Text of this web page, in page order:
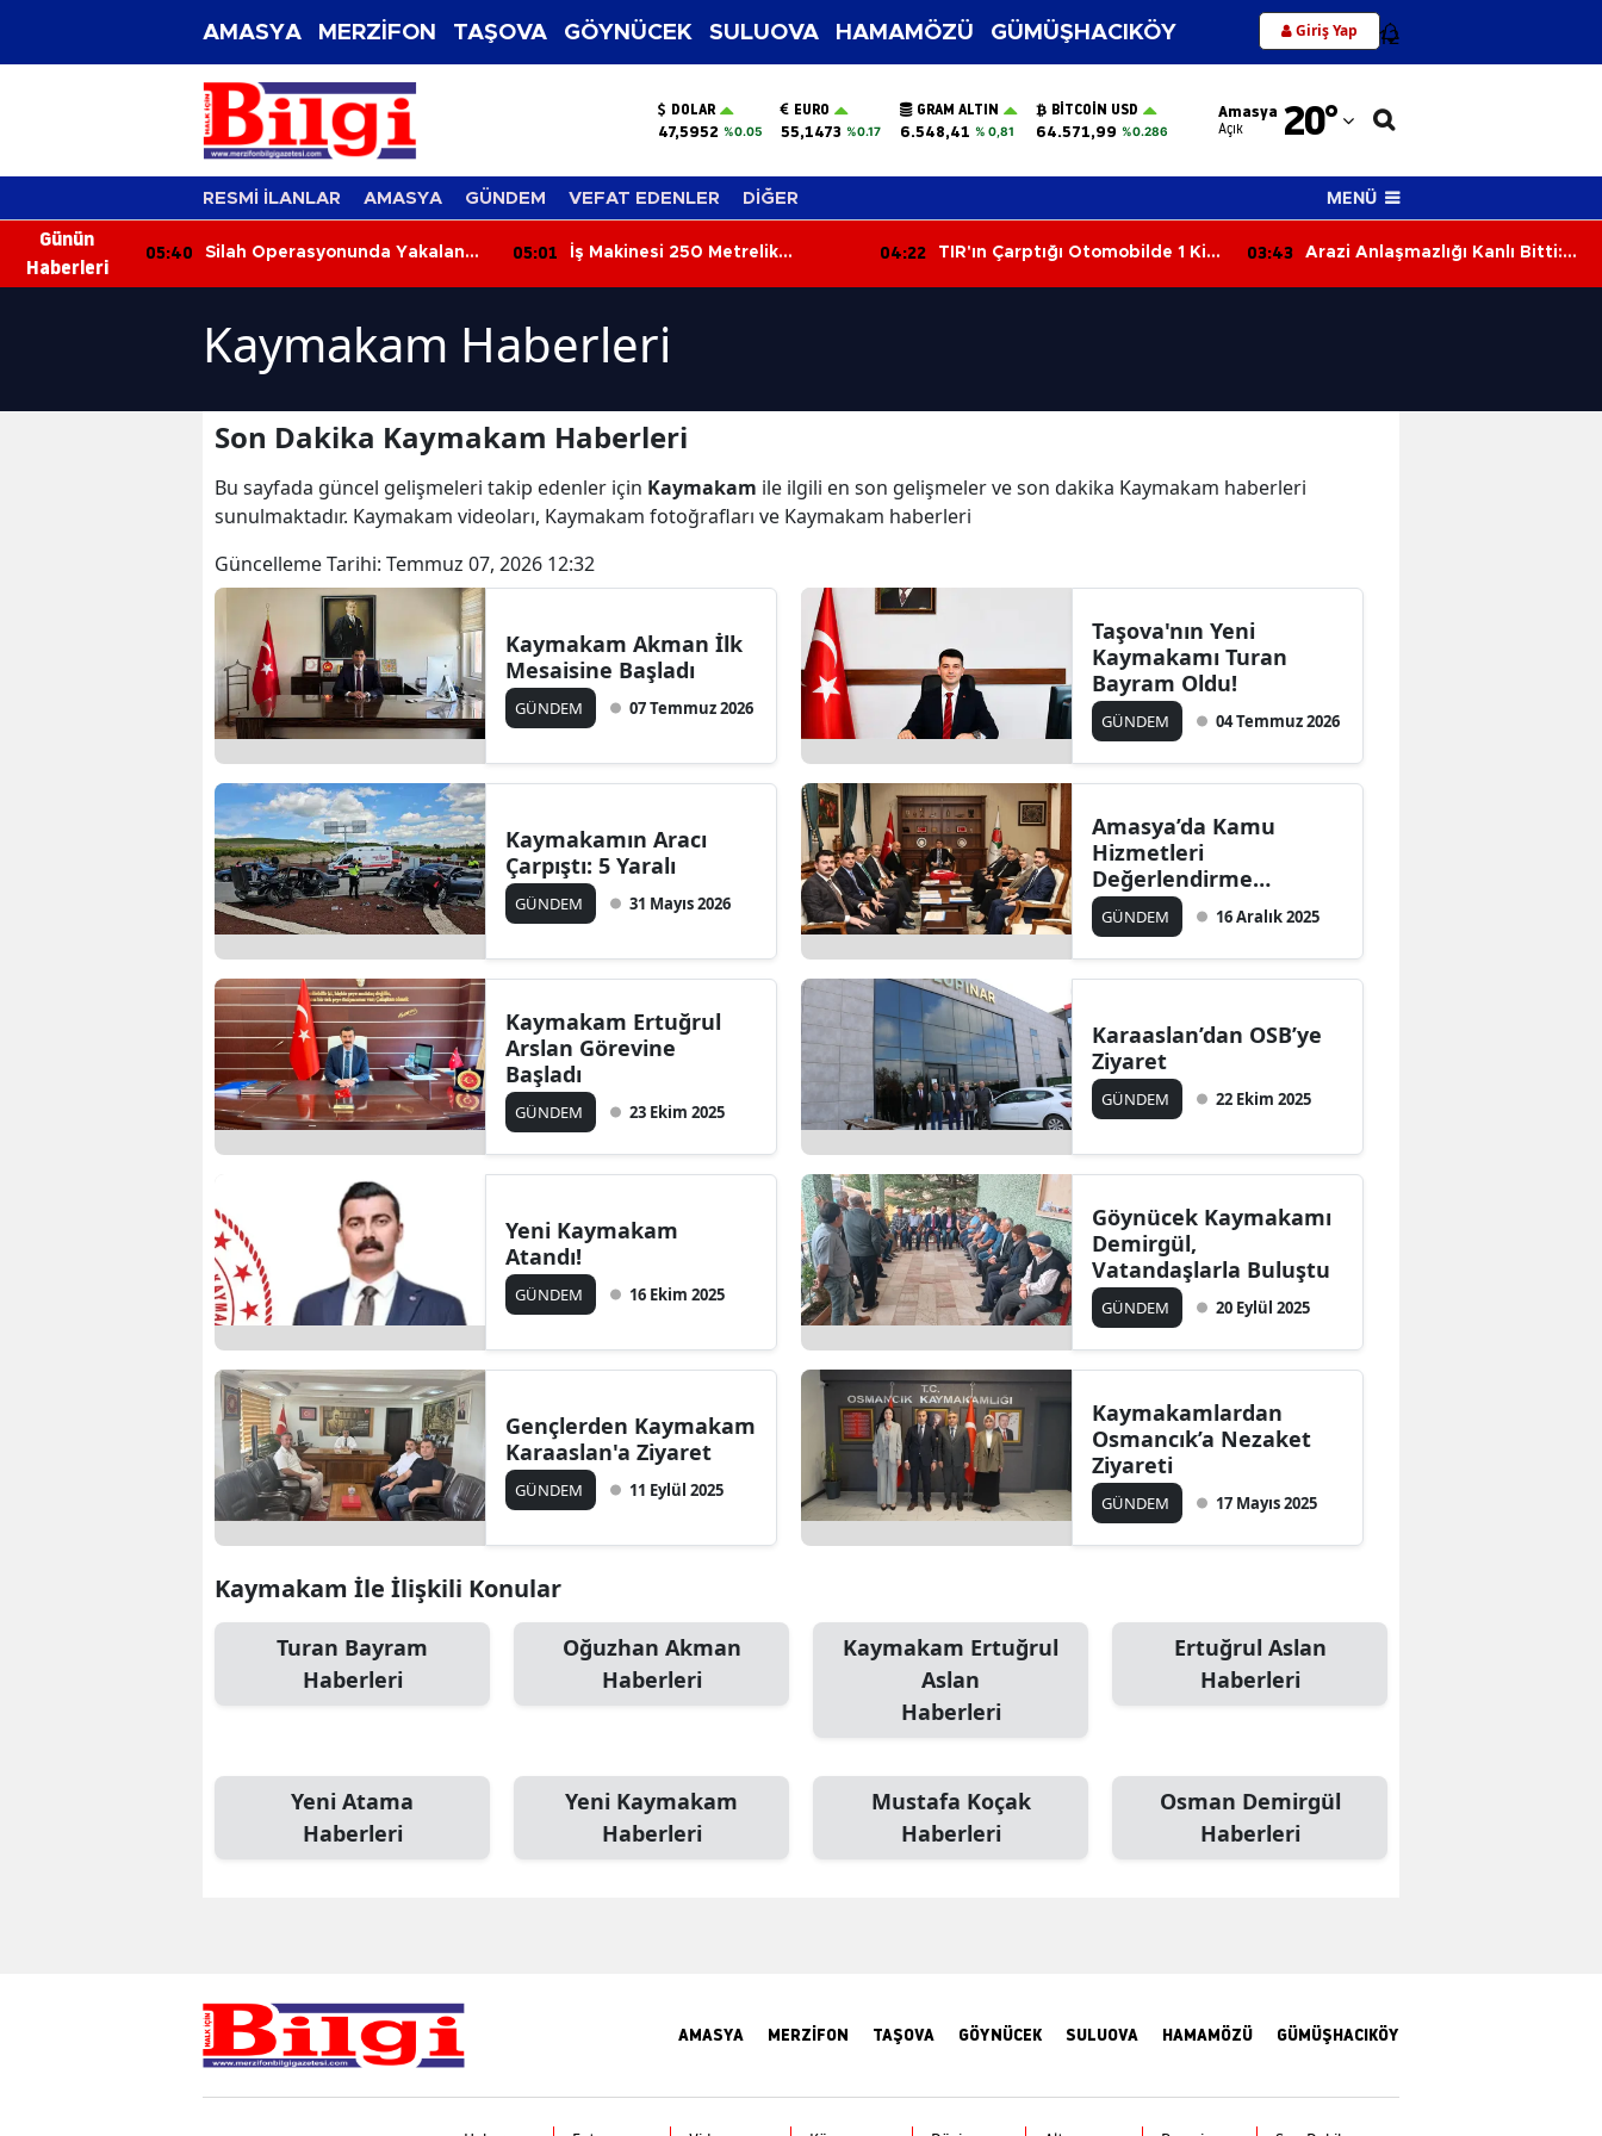
AMASYA MERZİFON TAŞOVA GÖYNÜCEK SULUOVA HAMAMÖZÜ GÜMÜŞHACIKÖY Giriş Yap 12
DOLAR
47,5952 %0.05
EURO
55,1473 %0.17
GRAM ALTIN
6.548,41 % 0,81
BITCOIN USD
64.571,99 %0.286
Amasya
Açık 20°
Adana
Adıyaman
Ağrı
Amasya
Artvin
Bitlis
Diyarbakır
Edirne
Gümüşhane
Mersin
İstanbul
Kars
Kastamonu
Kocaeli
Kütahya
RESMİ İLANLAR AMASYA GÜNDEM VEFAT EDENLER DİĞER MENÜ
Günün
Haberleri
Silah Operasyonunda Yakalanan
05:01
İş Makinesi 250 Metrelik
TIR'ın Çarptığı Otomobilde 1 Kişi
03:43
Arazi Anlaşmazlığı Kanlı Bitti:
Kaymakam Haberleri
Son Dakika Kaymakam Haberleri
Bu sayfada güncel gelişmeleri takip edenler için Kaymakam ile ilgili en son gelişmeler ve son dakika Kaymakam haberleri
sunulmaktadır. Kaymakam videoları, Kaymakam fotoğrafları ve Kaymakam haberleri
Güncelleme Tarihi: Temmuz 07, 2026 12:32
Kaymakam Akman İlk
Mesaisine Başladı
GÜNDEM 07 Temmuz 2026
Taşova'nın Yeni
Kaymakamı Turan
Bayram Oldu!
GÜNDEM 04 Temmuz 2026
Kaymakamın Aracı
Çarpıştı: 5 Yaralı
GÜNDEM 31 Mayıs 2026
Amasya’da Kamu
Hizmetleri
Değerlendirme
Toplantısı
Gerçekleştirildi
GÜNDEM 16 Aralık 2025
Kaymakam Ertuğrul
Arslan Görevine
Başladı
GÜNDEM 23 Ekim 2025
Karaaslan’dan OSB’ye
Ziyaret
GÜNDEM 22 Ekim 2025
Yeni Kaymakam
Atandı!
GÜNDEM 16 Ekim 2025
Göynücek Kaymakamı
Demirgül,
Vatandaşlarla Buluştu
GÜNDEM 20 Eylül 2025
Gençlerden Kaymakam
Karaaslan'a Ziyaret
GÜNDEM 11 Eylül 2025
Kaymakamlardan
Osmancık’a Nezaket
Ziyareti
GÜNDEM 17 Mayıs 2025
Kaymakam İle İlişkili Konular
Turan Bayram
Haberleri
Oğuzhan Akman
Haberleri
Kaymakam Ertuğrul
Aslan
Haberleri
Ertuğrul Aslan
Haberleri
Yeni Atama
Haberleri
Yeni Kaymakam
Haberleri
Mustafa Koçak
Haberleri
Osman Demirgül
Haberleri
AMASYA MERZİFON TAŞOVA GÖYNÜCEK SULUOVA HAMAMÖZÜ GÜMÜŞHACIKÖY